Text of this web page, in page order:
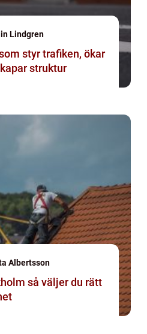
Lindgren
styr trafiken, ökar
struktur
Albertsson
du rätt